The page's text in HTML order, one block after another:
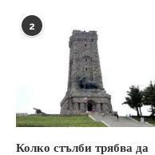
2
Колко стълби трябва да